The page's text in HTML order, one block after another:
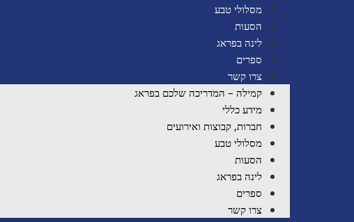
מסלולי טבע
הסעות
לינה בפראג
ספרים
צרו קשר
קמילה – המדריכה שלכם בפראג
מידע כללי
חברות, קבוצות ואירועים
מסלולי טבע
הסעות
לינה בפראג
ספרים
צרו קשר